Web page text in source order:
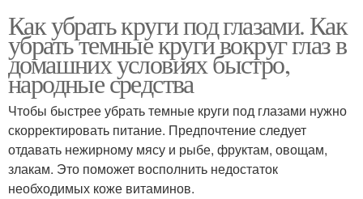
Как убрать круги под глазами. Как
убрать темные круги вокруг глаз в
домашних условиях быстро,
народные средства
Чтобы быстрее убрать темные круги под глазами нужно
скорректировать питание. Предпочтение следует
отдавать нежирному мясу и рыбе, фруктам, овощам,
злакам. Это поможет восполнить недостаток
необходимых коже витаминов.